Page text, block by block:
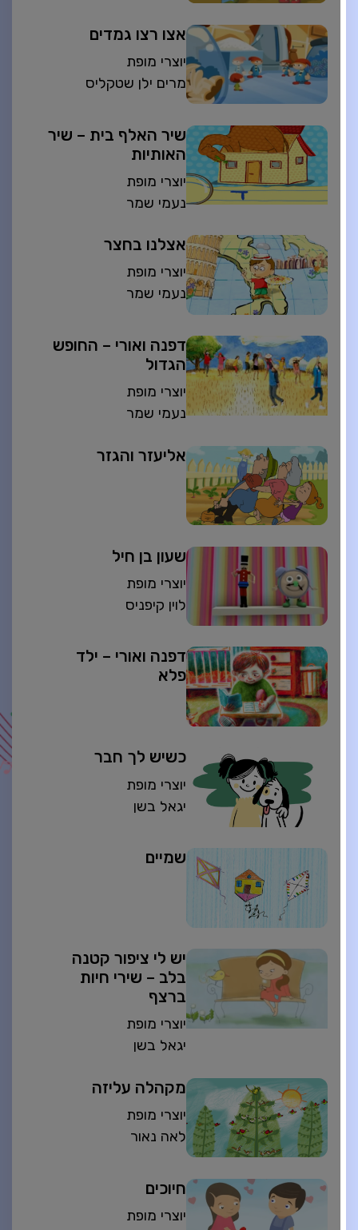
אצו רצו גמדים
יוצרי מופת
מרים ילן שטקליס
שיר האלף בית – שיר
האותיות
יוצרי מופת
נעמי שמר
אצלנו בחצר
יוצרי מופת
נעמי שמר
דפנה ואורי – החופש
הגדול
יוצרי מופת
נעמי שמר
אליעזר והגזר
שעון בן חיל
יוצרי מופת
לוין קיפניס
דפנה ואורי – ילד
פלא
כשיש לך חבר
יוצרי מופת
יגאל בשן
שמיים
יש לי ציפור קטנה
בלב – שירי חיות
ברצף
יוצרי מופת
יגאל בשן
מקהלה עליזה
יוצרי מופת
לאה נאור
חיוכים
יוצרי מופת